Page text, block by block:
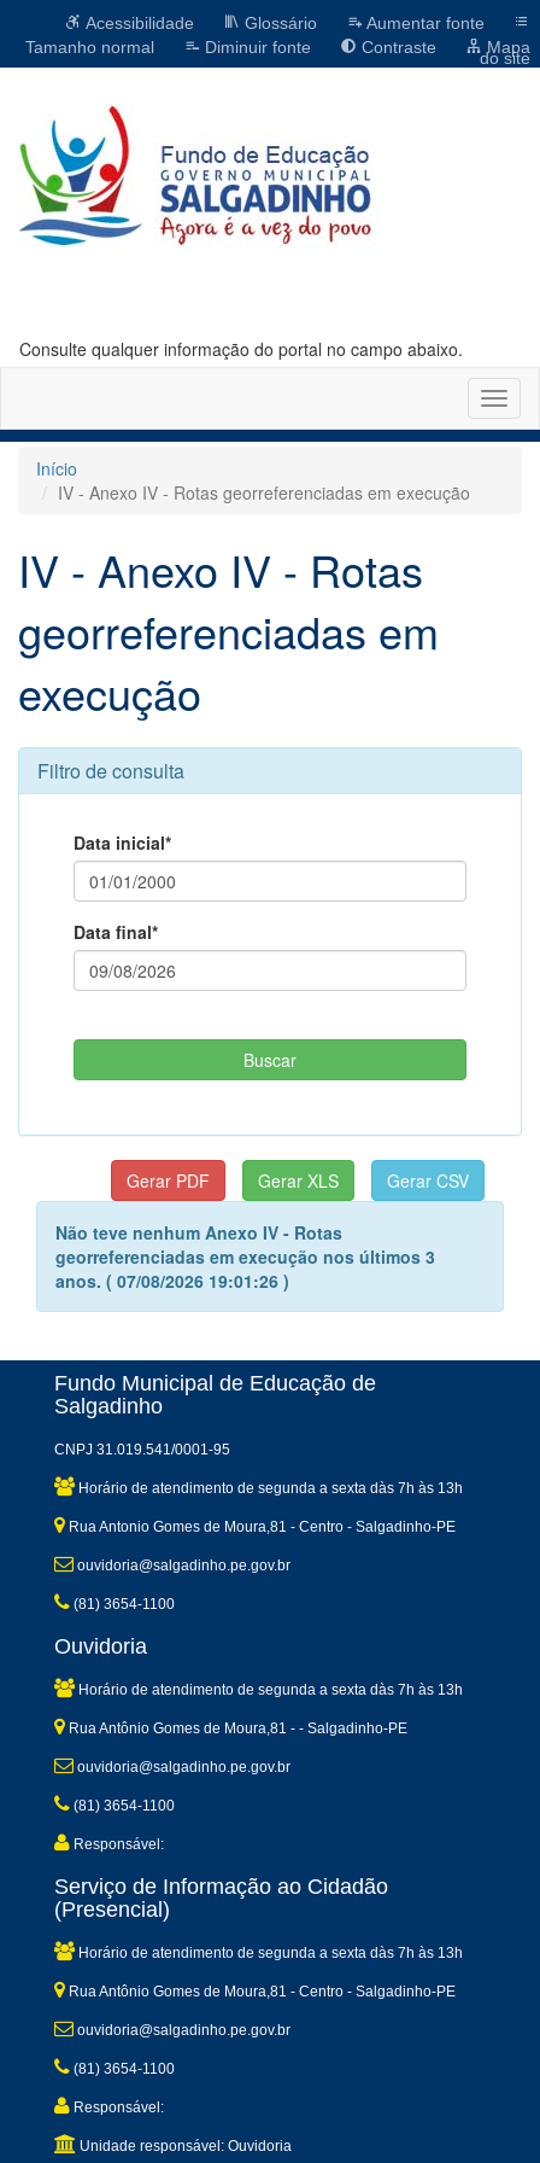
Acessibilidade Glossário
Aumentar fonte
Tamanho normal
Diminuir fonte Contraste Mapa
do site
Consulte qualquer informação do portal no campo abaixo.
Início
IV - Anexo IV - Rotas georreferenciadas em execução
IV - Anexo IV - Rotas
georreferenciadas em
execução
Filtro de consulta
Data inicial*
Data final*
Não teve nenhum Anexo IV - Rotas
georreferenciadas em execução nos últimos 3
anos. ( 07/08/2026 19:01:26 )
Fundo Municipal de Educação de
Salgadinho
CNPJ 31.019.541/0001-95
Horário de atendimento de segunda a sexta dàs 7h às 13h
Rua Antonio Gomes de Moura,81 - Centro - Salgadinho-PE
ouvidoria@salgadinho.pe.gov.br
(81) 3654-1100
Ouvidoria
Horário de atendimento de segunda a sexta dàs 7h às 13h
Rua Antônio Gomes de Moura,81 - - Salgadinho-PE
ouvidoria@salgadinho.pe.gov.br
(81) 3654-1100
Responsável:
Serviço de Informação ao Cidadão
(Presencial)
Horário de atendimento de segunda a sexta dàs 7h às 13h
Rua Antônio Gomes de Moura,81 - Centro - Salgadinho-PE
ouvidoria@salgadinho.pe.gov.br
(81) 3654-1100
Responsável:
Unidade responsável: Ouvidoria